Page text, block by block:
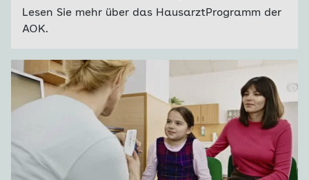
Lesen Sie mehr über das HausarztProgramm der
AOK.